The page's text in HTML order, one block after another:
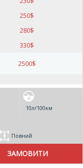
250$
280$
330$
2500$
10л/100км
Повний